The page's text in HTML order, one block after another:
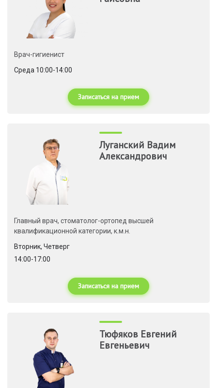
Врач-гигиенист
Среда 10:00-14:00
Записаться на прием
Луганский Вадим
Александрович
Главный врач, стоматолог-ортопед высшей
квалификационной категории, к.м.н.
Вторник, Четверг
14:00-17:00
Записаться на прием
Тюфяков Евгений
Евгеньевич